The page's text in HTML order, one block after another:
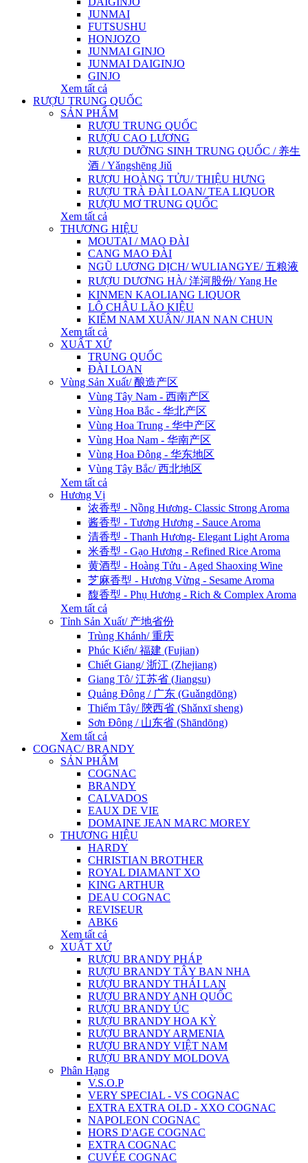
JUNMAI
FUTSUSHU
HONJOZO
JUNMAI GINJO
JUNMAI DAIGINJO
GINJO
Xem tất cả
RƯỢU TRUNG QUỐC
SẢN PHẨM
RƯỢU TRUNG QUỐC
RƯỢU CAO LƯƠNG
RƯỢU DƯỠNG SINH TRUNG QUỐC / 养生
酒 / Yǎngshēng Jiǔ
RƯỢU HOÀNG TỬU/ THIỆU HƯNG
RƯỢU TRÀ ĐÀI LOAN/ TEA LIQUOR
RƯỢU MƠ TRUNG QUỐC
Xem tất cả
THƯƠNG HIỆU
MOUTAI / MAO ĐÀI
CANG MAO ĐÀI
NGŨ LƯƠNG DỊCH/ WULIANGYE/ 五粮液
RƯỢU DƯƠNG HÀ/ 洋河股份/ Yang He
KINMEN KAOLIANG LIQUOR
LÔ CHÂU LÃO KIỆU
KIẾM NAM XUÂN/ JIAN NAN CHUN
Xem tất cả
XUẤT XỨ
TRUNG QUỐC
ĐÀI LOAN
Vùng Sản Xuất/ 酿造产区
Vùng Tây Nam - 西南产区
Vùng Hoa Bắc - 华北产区
Vùng Hoa Trung - 华中产区
Vùng Hoa Nam - 华南产区
Vùng Hoa Đông - 华东地区
Vùng Tây Bắc/ 西北地区
Xem tất cả
Hương Vị
浓香型 - Nồng Hương- Classic Strong Aroma
酱香型 - Tương Hương - Sauce Aroma
清香型 - Thanh Hương- Elegant Light Aroma
米香型 - Gạo Hương - Refined Rice Aroma
黄酒型 - Hoàng Tửu - Aged Shaoxing Wine
芝麻香型 - Hương Vừng - Sesame Aroma
馥香型 - Phụ Hương - Rich & Complex Aroma
Xem tất cả
Tỉnh Sản Xuất/ 产地省份
Trùng Khánh/ 重庆
Phúc Kiến/ 福建 (Fujian)
Chiết Giang/ 浙江 (Zhejiang)
Giang Tô/ 江苏省 (Jiangsu)
Quảng Đông / 广东 (Guǎngdōng)
Thiểm Tây/ 陝西省 (Shǎnxī sheng)
Sơn Đông / 山东省 (Shāndōng)
Xem tất cả
COGNAC/ BRANDY
SẢN PHẨM
COGNAC
BRANDY
CALVADOS
EAUX DE VIE
DOMAINE JEAN MARC MOREY
THƯƠNG HIỆU
HARDY
CHRISTIAN BROTHER
ROYAL DIAMANT XO
KING ARTHUR
DEAU COGNAC
REVISEUR
ABK6
Xem tất cả
XUẤT XỨ
RƯỢU BRANDY PHÁP
RƯỢU BRANDY TÂY BAN NHA
RƯỢU BRANDY THÁI LAN
RƯỢU BRANDY ANH QUỐC
RƯỢU BRANDY ÚC
RƯỢU BRANDY HOA KỲ
RƯỢU BRANDY ARMENIA
RƯỢU BRANDY VIỆT NAM
RƯỢU BRANDY MOLDOVA
Phân Hạng
V.S.O.P
VERY SPECIAL - VS COGNAC
EXTRA EXTRA OLD - XXO COGNAC
NAPOLEON COGNAC
HORS D'AGE COGNAC
EXTRA COGNAC
CUVÉE COGNAC